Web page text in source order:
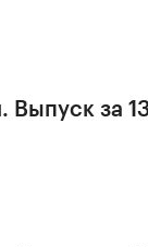
Выпуск за